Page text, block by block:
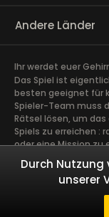
Andere Länder
Ihr werdet euer
Das Spiel ist
besten geeignet für
Spieler-Team muss
Rätsel lösen, um
Spiels zu erreichen :
oder eine Mission zu
Spur zu kommen,
und Talente aller
äußerst wichtig. Ein
und Engagement
Durch Nutzung
unserer